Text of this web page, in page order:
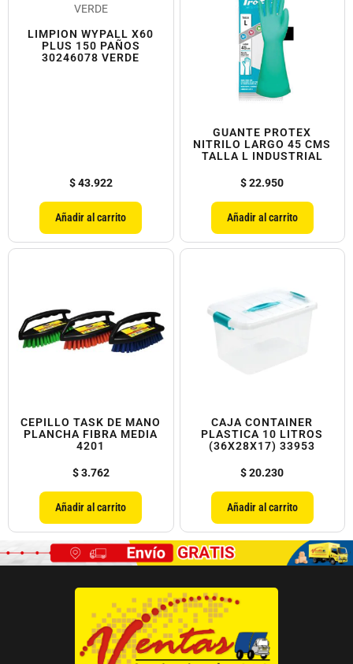
LIMPION WYPALL X60
PLUS 150 PAÑOS
30246078 VERDE
$43.922
Añadir al carrito
GUANTE PROTEX
NITRILO LARGO 45 CMS
TALLA L INDUSTRIAL
$22.950
Añadir al carrito
CEPILLO TASK DE MANO
PLANCHA FIBRA MEDIA
4201
$3.762
Añadir al carrito
CAJA CONTAINER
PLASTICA 10 LITROS
(36X28X17) 33953
$20.230
Añadir al carrito